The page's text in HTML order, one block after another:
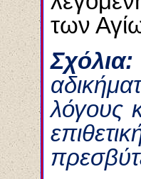
των
λόγους